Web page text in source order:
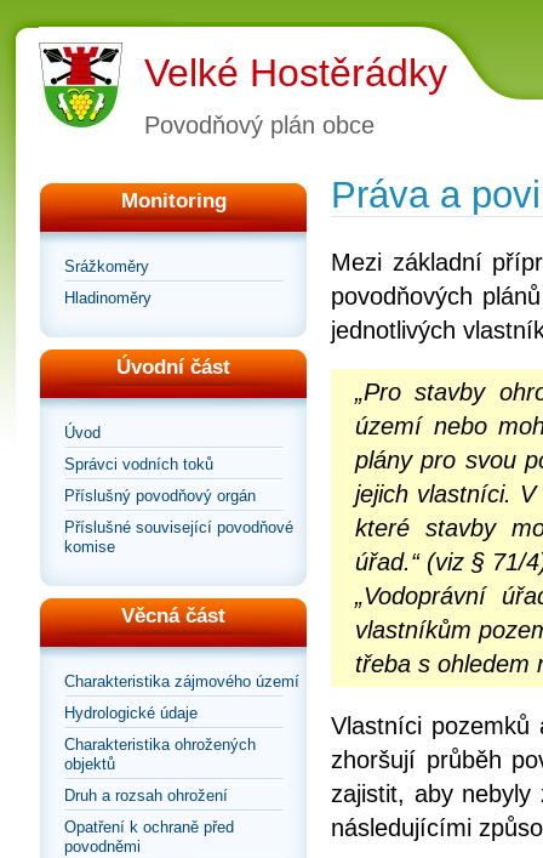
Velké Hostěrádky
Povodňový plán obce
Monitoring
Srážkoměry
Hladinoměry
Úvodní část
Úvod
Správci vodních toků
Příslušný povodňový orgán
Příslušné související povodňové
komise
Věcná část
Charakteristika zájmového území
Hydrologické údaje
Charakteristika ohrožených
objektů
Druh a rozsah ohrožení
Opatření k ochraně před
povodněmi
Práva a
Mezi základní
povodňových
jednotlivých
„Pro stavby
území nebo
plány pro svou
jejich vlastníci.
které stavby
úřad.“ (viz § 71/
„Vodoprávní
vlastníkům
třeba s ohledem
Vlastníci
zhoršují průběh
zajistit, aby
následujícími